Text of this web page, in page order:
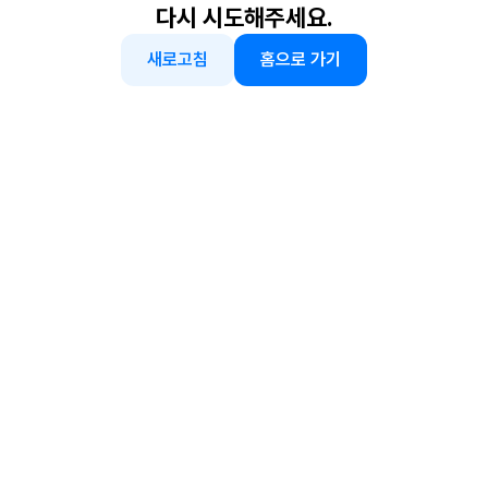
다시 시도해주세요.
새로고침 홈으로 가기